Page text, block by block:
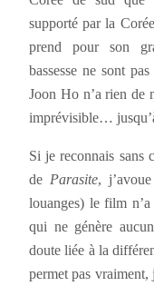
supporté par la
prend pour son
bassesse ne sont
Joon Ho n’a rien de
imprévisible…
Si je reconnais sans
deParasite,
louanges) le film
qui ne génère
doute liée à la
permet pas vraiment,